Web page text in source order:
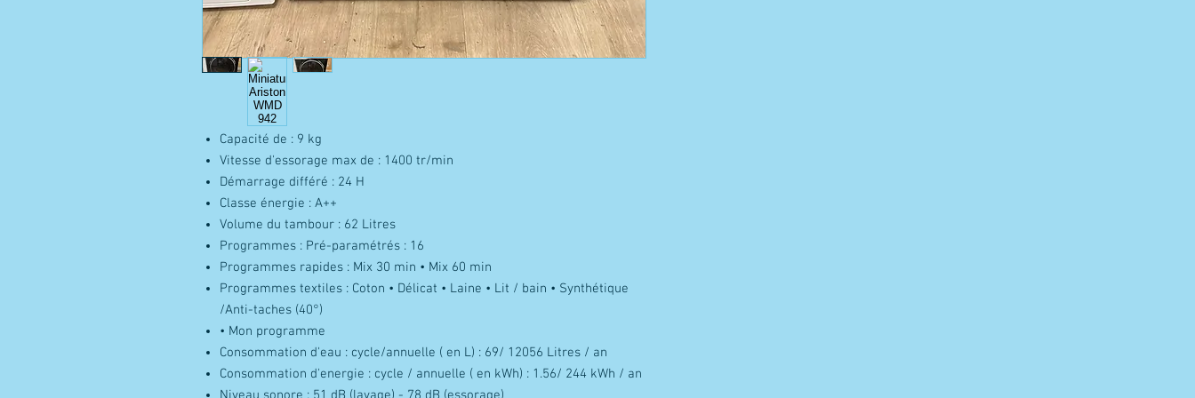
Capacité de : 9 kg
Vitesse d'essorage max de : 1400 tr/min
Démarrage différé : 24 H
Classe énergie : A++
Volume du tambour : 62 Litres
Programmes : Pré-paramétrés : 16
Programmes rapides : Mix 30 min • Mix 60 min
Programmes textiles : Coton • Délicat • Laine • Lit / bain • Synthétique
/Anti-taches (40°)
• Mon programme
Consommation d'eau : cycle/annuelle ( en L) : 69/ 12056 Litres / an
Consommation d'energie : cycle / annuelle ( en kWh) : 1.56/ 244 kWh / an